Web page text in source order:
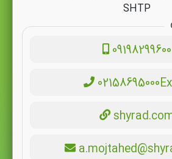
SHTP
09198299600